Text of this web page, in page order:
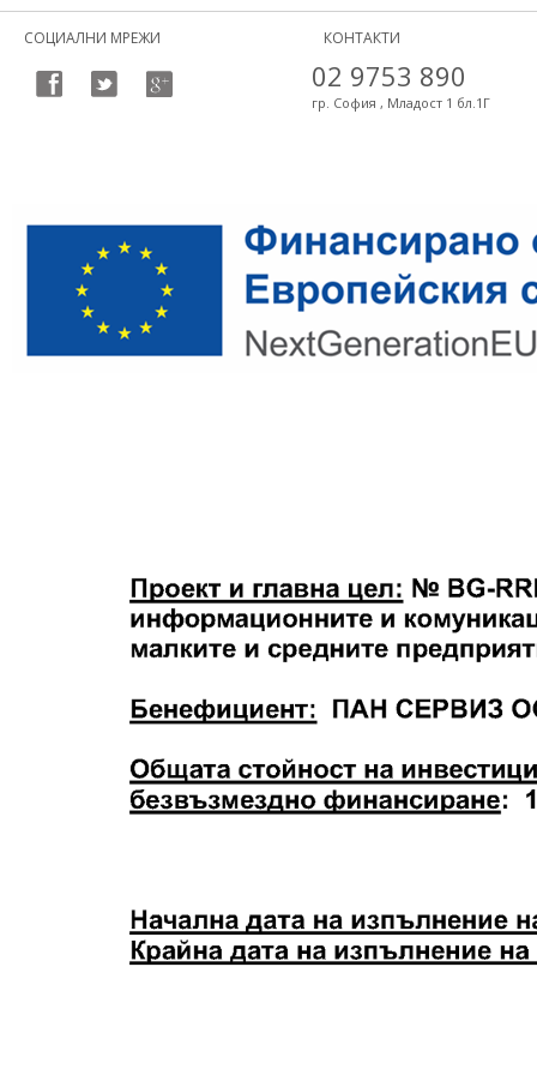
СОЦИАЛНИ МРЕЖИ КОНТАКТИ
02 9753 890
гр. София , Младост 1 бл.1Г